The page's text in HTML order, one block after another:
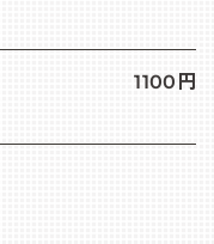
1100円